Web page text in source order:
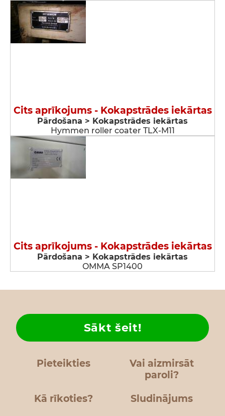
Cits aprīkojums - Kokapstrādes iekārtas
Pārdošana > Kokapstrādes iekārtas
Hymmen roller coater TLX-M11
Cits aprīkojums - Kokapstrādes iekārtas
Pārdošana > Kokapstrādes iekārtas
OMMA SP1400
Pieteikties
Vai aizmirsāt
paroli?
Kā rīkoties?
Sākt šeit!
Sludinājums